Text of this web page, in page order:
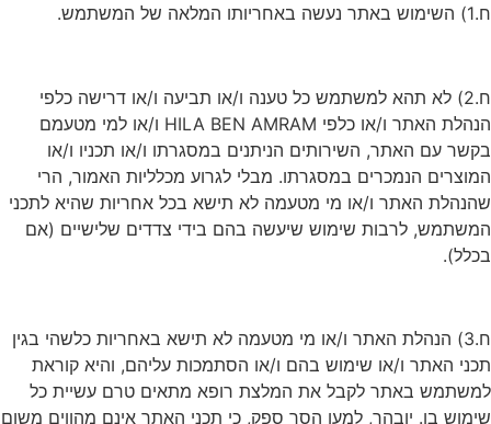
ח.1) השימוש באתר נעשה באחריותו המלאה של המשתמש.
ח.2) לא תהא למשתמש כל טענה ו/או תביעה ו/או דרישה כלפי
הנהלת האתר ו/או כלפי HILA BEN AMRAM ו/או למי מטעמם
בקשר עם האתר, השירותים הניתנים במסגרתו ו/או תכניו ו/או
המוצרים הנמכרים במסגרתו. מבלי לגרוע מכלליות האמור, הרי
שהנהלת האתר ו/או מי מטעמה לא תישא בכל אחריות שהיא לתכני
המשתמש, לרבות שימוש שיעשה בהם בידי צדדים שלישיים (אם
בכלל).
ח.3) הנהלת האתר ו/או מי מטעמה לא תישא באחריות כלשהי בגין
תכני האתר ו/או שימוש בהם ו/או הסתמכות עליהם, והיא קוראת
למשתמש באתר לקבל את המלצת רופא מתאים טרם עשיית כל
שימוש בו. יובהר, למען הסר ספק, כי תכני האתר אינם מהווים משום